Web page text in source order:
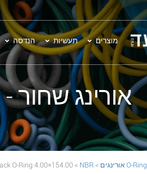
מוצרים תעשיות הנדסה
אורינג שחור - 154.00×4.00 NBR 70 Black O-Ring
O-Ring אורינגים >
NBR
> 154.00×4.00 NBR 70 Black O-Ring